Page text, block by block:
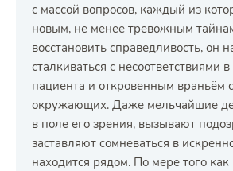
с массой вопросов, каждый из
новым, не менее тревожным
восстановить справедливость, он
сталкиваться с несоответствиями
пациента и откровенным враньём
окружающих. Даже мельчайшие
в поле его зрения, вызывают
заставляют сомневаться в
находится рядом. По мере того